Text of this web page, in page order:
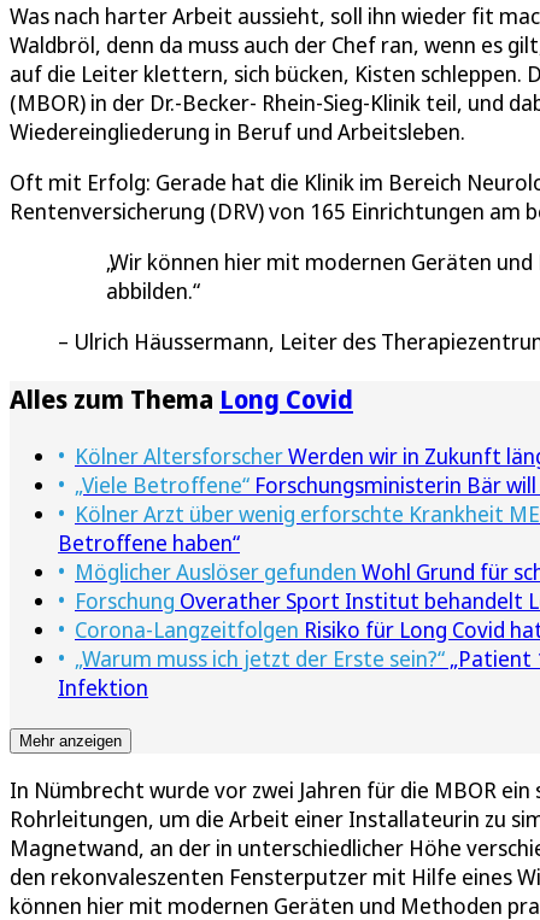
Was nach harter Arbeit aussieht, soll ihn wieder fit
Waldbröl, denn da muss auch der Chef ran, wenn es
auf die Leiter klettern, sich bücken, Kisten
(MBOR) in der Dr.-Becker- Rhein-Sieg-Klinik teil, und
Wiedereingliederung in Beruf und Arbeitsleben.
Oft mit Erfolg: Gerade hat die Klinik im Bereich
Rentenversicherung (DRV) von 165 Einrichtungen am
Wir können hier mit modernen Geräten
abbilden.
Ulrich Häussermann, Leiter des
Alles zum Thema Long Covid
Kölner AltersforscherWerden wir in Zukunft
„Viele Betroffene“ Forschungsministerin Bär
Kölner Arzt über wenig erforschte Krankheit
Betroffene haben“
Möglicher Auslöser gefunden Wohl Grund für
Forschung Overather Sport Institut behandelt
Corona-Langzeitfolgen Risiko für Long Covid
„Warum muss ich jetzt der Erste sein?“ „Patient
Infektion
Mehr anzeigen
In Nümbrecht wurde vor zwei Jahren für die MBOR
Rohrleitungen, um die Arbeit einer Installateurin zu
Magnetwand, an der in unterschiedlicher Höhe
den rekonvaleszenten Fensterputzer mit Hilfe eines
können hier mit modernen Geräten und Methoden